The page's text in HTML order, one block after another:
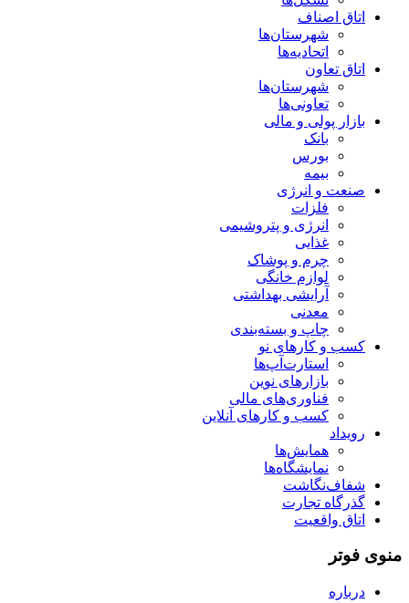
اتاق اصناف
شهرستان‌ها
اتحادیه‌ها
اتاق تعاون
شهرستان‌ها
تعاونی‌ها
بازار پولی و مالی
بانک
بورس
بیمه
صنعت و انرژی
فلزات
انرژی و پتروشیمی
غذایی
چرم و پوشاک
لوازم خانگی
آرایشی بهداشتی
معدنی
چاپ و بسته‌بندی
کسب و کارهای نو
استارت‌آپ‌ها
بازارهای نوین
فناوری‌های مالی
کسب و کارهای آنلاین
رویداد
همایش‌ها
نمایشگاه‌ها
شفاف‌نگاشت
گذرگاه تجارت
اتاق واقعیت
منوی فوتر
درباره